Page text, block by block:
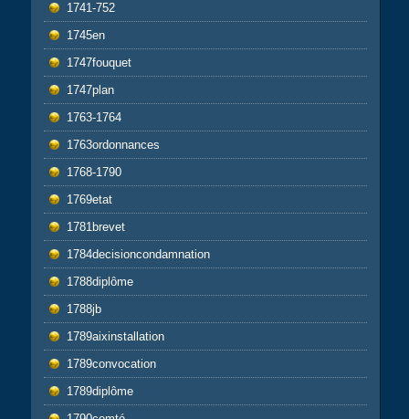
1741-752
1745en
1747fouquet
1747plan
1763-1764
1763ordonnances
1768-1790
1769etat
1781brevet
1784decisioncondamnation
1788diplôme
1788jb
1789aixinstallation
1789convocation
1789diplôme